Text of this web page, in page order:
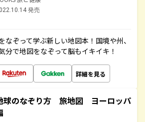
発売
なぞって学ぶ新しい地図本！国境や州、
分で地図をなぞって脳もイキイキ！
詳細を見る
球のなぞり方 旅地図 ヨーロッパ